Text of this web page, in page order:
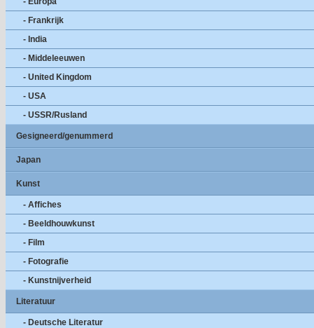
- Frankrijk
- India
- Middeleeuwen
- United Kingdom
- USA
- USSR/Rusland
Gesigneerd/genummerd
Japan
Kunst
- Affiches
- Beeldhouwkunst
- Film
- Fotografie
- Kunstnijverheid
Literatuur
- Deutsche Literatur